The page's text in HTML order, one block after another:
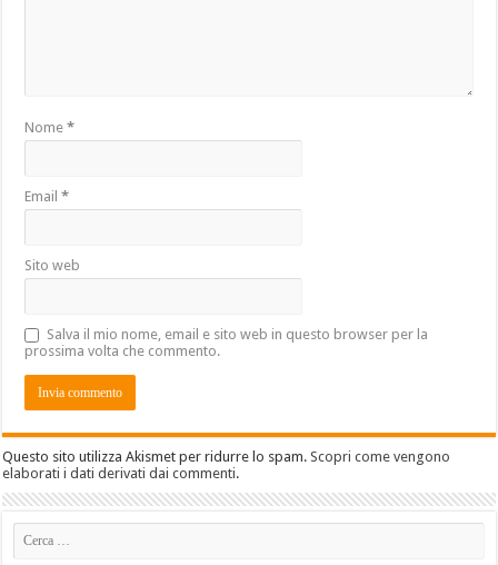
Nome*
Email*
Sito web
Salva il mio nome, email e sito web in questo browser per la
prossima volta che commento.
Questo sito utilizza Akismet per ridurre lo spam.Scopri come vengono
elaborati i dati derivati dai commenti.